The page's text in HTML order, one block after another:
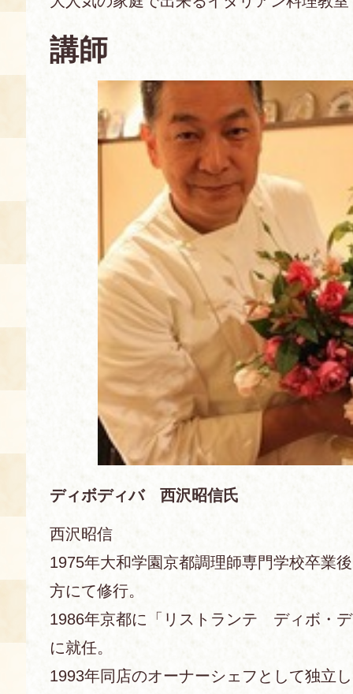
アクセス
FAQ
募集中の教室
キャンセル・ご変更
食の海援隊・陸援隊 会員限定
展示室
展示室のご紹介
お土産コーナー
レンタル
備品リスト
空き状況・ご予約
使用料・お支払い方法
団体向け見学・体験
食の語り部の部屋
展示見学
講演会付き料理教室
講師
ディボディバ 西沢昭信氏
西沢昭信
1975年大和学園京都調理師専門学校卒業
方にて修行。
1986年京都に「リストランテ ディボ・
に就任。
1993年同店のオーナーシェフとして独立